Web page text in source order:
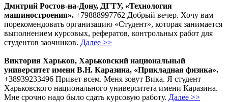
Дмитрий Ростов-на-Дону, ДГТУ, «Технология
машиностроения». +79888997762 Добрый вечер. Хочу вам
порекомендовать организацию «Студент», которая занимается
выполнением курсовых, рефератов, контрольных работ для
студентов заочников. Далее >>
Виктория Харьков, Харьковский национальный
университет имени В.Н. Каразина, «Прикладная физика».
+38939233496 Привет всем. Меня зовут Вика. Я студент
Харьковского национального университета имени Каразина.
Мне срочно надо было сдать курсовую работу. Далее >>